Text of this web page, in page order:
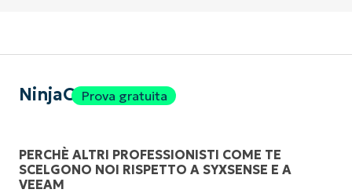
NinjaOneProva gratuita
PERCHÈ ALTRI PROFESSIONISTI COME TE
SCELGONO NOI RISPETTO A SYXSENSE E A
VEEAM